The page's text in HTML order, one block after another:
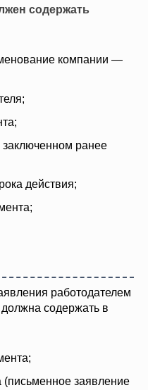
содержать
компании —
ранее
действия;
работодателем
должна содержать в
(письменное заявление